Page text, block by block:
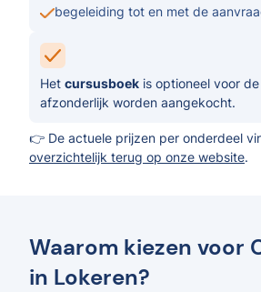
begeleiding tot en met de
Het cursusboek is optioneel voor
afzonderlijk worden aangekocht.
👉 De actuele prijzen per onderdeel
overzichtelijk terug op onze website.
Waarom kiezen voor
in Lokeren?